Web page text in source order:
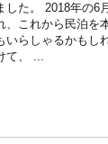
した。 2018年の6
、これから民泊を
いらしゃるかもし
て、 ...